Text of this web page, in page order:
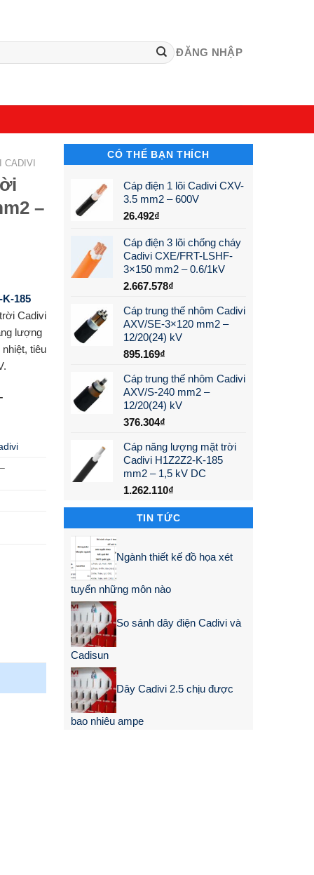
ĐĂNG NHẬP
CÓ THỂ BẠN THÍCH
Cáp điện 1 lõi Cadivi CXV-
3.5 mm2 – 600V
26.492₫
Cáp điện 3 lõi chống cháy
Cadivi CXE/FRT-LSHF-
3×150 mm2 – 0.6/1kV
2.667.578₫
Cáp trung thế nhôm Cadivi
AXV/SE-3×120 mm2 –
12/20(24) kV
895.169₫
Cáp trung thế nhôm Cadivi
AXV/S-240 mm2 –
12/20(24) kV
376.304₫
Cáp năng lượng mặt trời
Cadivi H1Z2Z2-K-185
mm2 – 1,5 kV DC
1.262.110₫
TIN TỨC
Ngành thiết kế đồ họa xét
tuyển những môn nào
So sánh dây điện Cadivi và
Cadisun
Dây Cadivi 2.5 chịu được
bao nhiêu ampe
CADIVI
–
185
Cadivi
lượng
tiêu